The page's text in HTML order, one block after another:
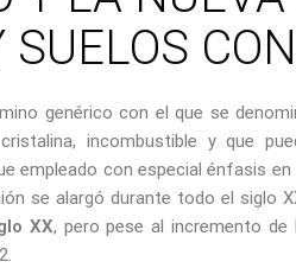
SUELOS
genérico con el que se
incombustible y que
empleado con especial énfasis
se alargó durante todo el siglo
XX, pero pese al incremento